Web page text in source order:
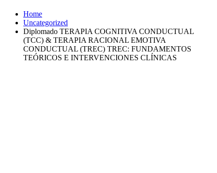
Home
Uncategorized
Diplomado TERAPIA COGNITIVA CONDUCTUAL
(TCC) & TERAPIA RACIONAL EMOTIVA
CONDUCTUAL (TREC) TREC: FUNDAMENTOS
TEÓRICOS E INTERVENCIONES CLÍNICAS